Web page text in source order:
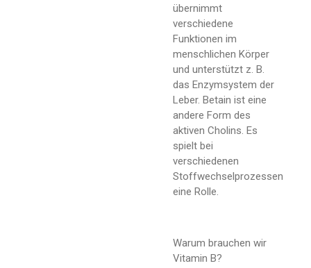
übernimmt
verschiedene
Funktionen im
menschlichen Körper
und unterstützt z. B.
das Enzymsystem der
Leber. Betain ist eine
andere Form des
aktiven Cholins. Es
spielt bei
verschiedenen
Stoffwechselprozessen
eine Rolle.
Warum brauchen wir
Vitamin B?